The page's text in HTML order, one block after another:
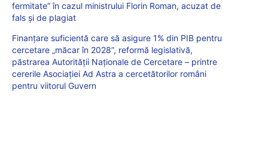
fermitate” în cazul ministrului Florin Roman, acuzat de
fals și de plagiat
Finanțare suficientă care să asigure 1% din PIB pentru
cercetare „măcar în 2028”, reformă legislativă,
păstrarea Autorității Naționale de Cercetare – printre
cererile Asociației Ad Astra a cercetătorilor români
pentru viitorul Guvern